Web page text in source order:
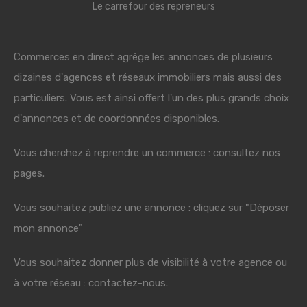
Le carrefour des repreneurs
Commerces en direct agrège les annonces de plusieurs
dizaines d'agences et réseaux immobiliers mais aussi des
particuliers. Vous est ainsi offert l'un des plus grands choix
d'annonces et de coordonnées disponibles.
Vous cherchez à reprendre un commerce : consultez nos
pages.
Vous souhaitez publiez une annonce : cliquez sur "Déposer
mon annonce"
Vous souhaitez donner plus de visibilité à votre agence ou
à votre réseau : contactez-nous.